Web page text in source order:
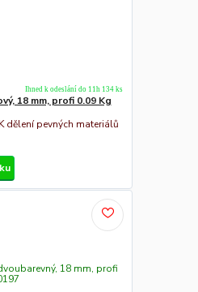
18 mm, profi 0.09 Kg
dělení pevných materiálů
Ihned k odeslání do 11h 134 ks